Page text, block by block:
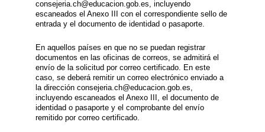
consejeria.ch@educacion.gob.es, incluyendo
escaneados el Anexo III con el correspondiente sello de
entrada y el documento de identidad o pasaporte.
En aquellos países en que no se puedan registrar
documentos en las oficinas de correos, se admitirá el
envío de la solicitud por correo certificado. En este
caso, se deberá remitir un correo electrónico enviado a
la dirección consejeria.ch@educacion.gob.es,
incluyendo escaneados el Anexo III, el documento de
identidad o pasaporte y el comprobante del envío
remitido por correo certificado.